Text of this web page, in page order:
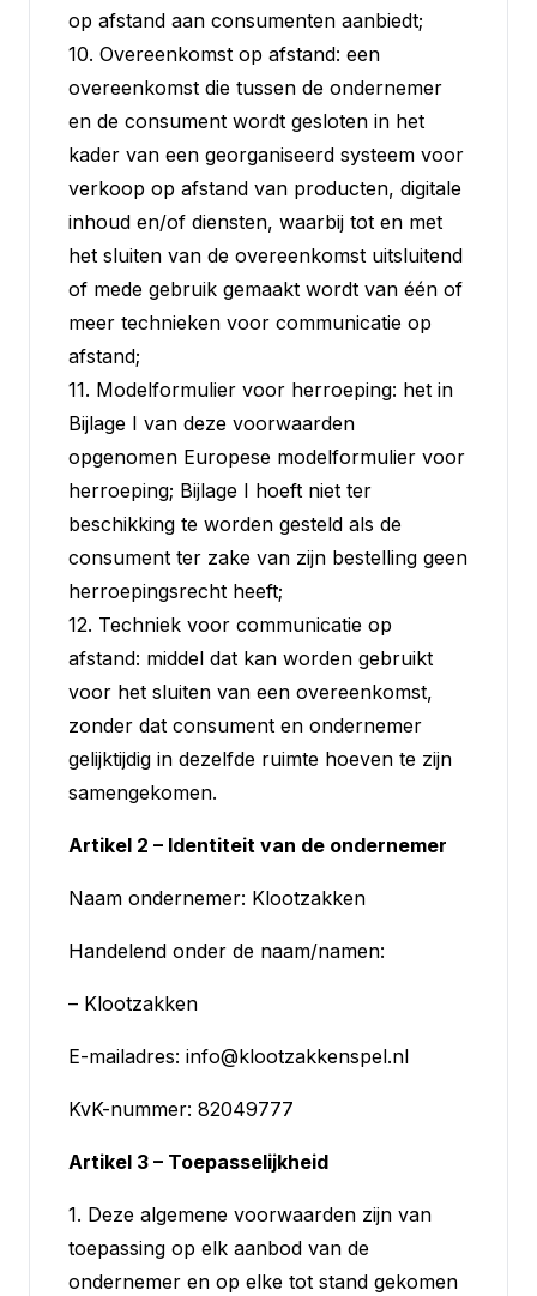
op afstand aan consumenten aanbiedt;
10. Overeenkomst op afstand: een
overeenkomst die tussen de ondernemer
en de consument wordt gesloten in het
kader van een georganiseerd systeem voor
verkoop op afstand van producten, digitale
inhoud en/of diensten, waarbij tot en met
het sluiten van de overeenkomst uitsluitend
of mede gebruik gemaakt wordt van één of
meer technieken voor communicatie op
afstand;
11. Modelformulier voor herroeping: het in
Bijlage I van deze voorwaarden
opgenomen Europese modelformulier voor
herroeping; Bijlage I hoeft niet ter
beschikking te worden gesteld als de
consument ter zake van zijn bestelling geen
herroepingsrecht heeft;
12. Techniek voor communicatie op
afstand: middel dat kan worden gebruikt
voor het sluiten van een overeenkomst,
zonder dat consument en ondernemer
gelijktijdig in dezelfde ruimte hoeven te zijn
samengekomen.
Artikel 2 – Identiteit van de ondernemer
Naam ondernemer: Klootzakken
Handelend onder de naam/namen:
– Klootzakken
E-mailadres: info@klootzakkenspel.nl
KvK-nummer: 82049777
Artikel 3 – Toepasselijkheid
1. Deze algemene voorwaarden zijn van
toepassing op elk aanbod van de
ondernemer en op elke tot stand gekomen